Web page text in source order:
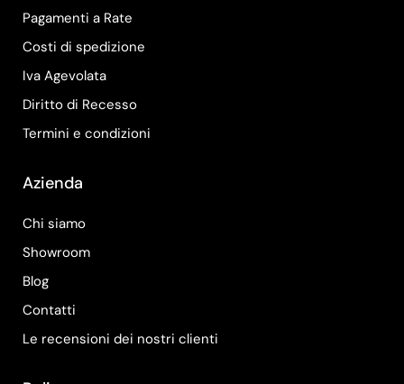
Pagamenti a Rate
Costi di spedizione
Iva Agevolata
Diritto di Recesso
Termini e condizioni
Azienda
Chi siamo
Showroom
Blog
Contatti
Le recensioni dei nostri clienti